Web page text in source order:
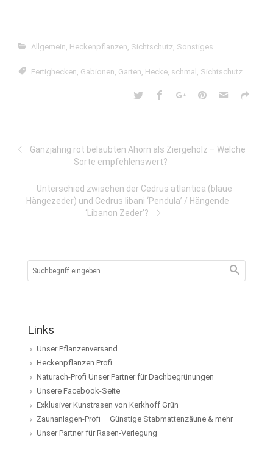
Allgemein, Heckenpflanzen, Sichtschutz, Sonstiges
Fertighecken, Gabionen, Garten, Hecke, schmal , Sichtschutz
Ganzjährig rot belaubten Ahorn als Ziergehölz – Welche
Sorte empfehlenswert?
Unterschied zwischen der Cedrus atlantica (blaue
Hängezeder) und Cedrus libani ‘Pendula’ / Hängende
‘Libanon Zeder’?
Links
Unser Pflanzenversand
Heckenpflanzen Profi
Naturach-Profi Unser Partner für Dachbegrünungen
Unsere Facebook-Seite
Exklusiver Kunstrasen von Kerkhoff Grün
Zaunanlagen-Profi – Günstige Stabmattenzäune & mehr
Unser Partner für Rasen-Verlegung